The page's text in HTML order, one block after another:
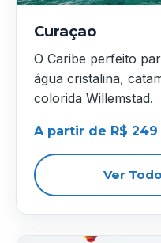
Curaçao
O Caribe perfeito
água cristalina,
colorida Willemstad.
A partir de R$ 249
Ver